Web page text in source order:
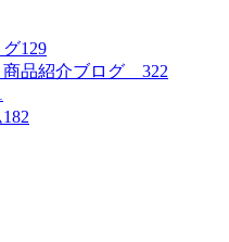
129
品紹介ブログ 322
182